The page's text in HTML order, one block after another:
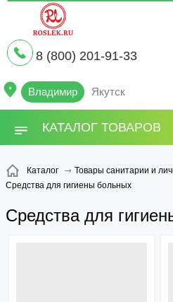
8 (800) 201-91-33
Владимир Якутск
КАТАЛОГ ТОВАРОВ
Каталог
Товары санитарии и
Средства для гигиены больных
Средства для